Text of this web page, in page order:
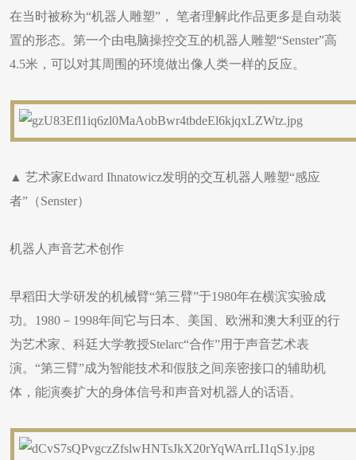
在当时被称为“机器人雕塑”， 笔者理解此作品更多是自动装
置的形态。第一个由电脑操控交互的机器人雕塑“Senster”高
4.5米，可以对其周围的环境做出像人类一样的反应。
▲ 艺术家Edward Ihnatowicz发明的交互机器人雕塑“感应
者”（Senster）
机器人声音艺术创作
早稻田大学研发的机械臂“第三臂”于1980年在横滨实验成
功。1980－1998年间它与日本、美国、欧洲和澳大利亚的行
为艺术家、科廷大学教授Stelarc“合作”用于声音艺术表
演。“第三臂”成为智能技术和假肢之间亲密接口的辅助机
体，能演奏扩大的身体信号和声音对机器人的话语。